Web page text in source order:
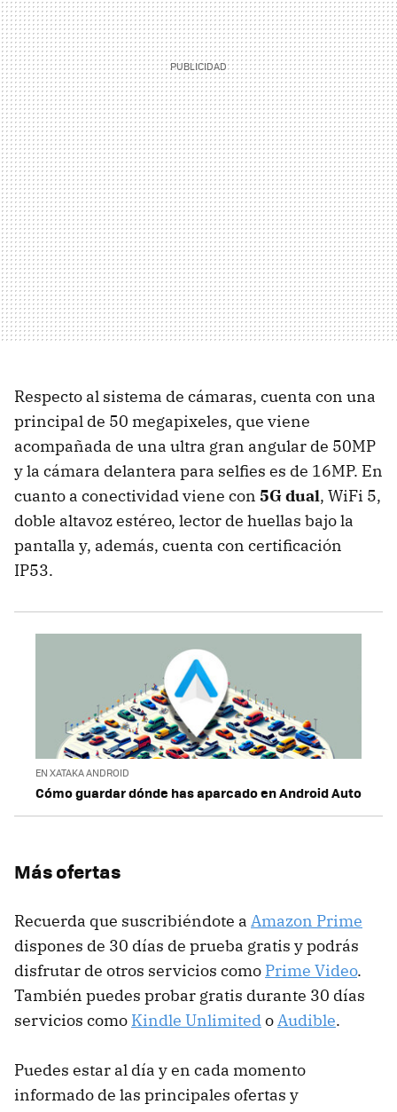
Respecto al sistema de cámaras, cuenta con una
principal de 50 megapixeles, que viene
acompañada de una ultra gran angular de 50MP
y la cámara delantera para selfies es de 16MP. En
cuanto a conectividad viene con 5G dual, WiFi 5,
doble altavoz estéreo, lector de huellas bajo la
pantalla y, además, cuenta con certificación
IP53.
EN XATAKA ANDROID
Cómo guardar dónde has aparcado en Android Auto
Más ofertas
Recuerda que suscribiéndote a Amazon Prime
dispones de 30 días de prueba gratis y podrás
disfrutar de otros servicios como Prime Video.
También puedes probar gratis durante 30 días
servicios como Kindle UnlimitedoAudible.
Puedes estar al día y en cada momento
informado de las principales ofertas y